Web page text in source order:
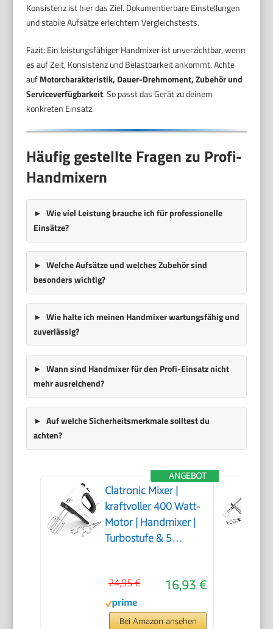
Konsistenz ist hier das Ziel. Dokumentierbare Einstellungen
und stabile Aufsätze erleichtern Vergleichstests.
Fazit: Ein leistungsfähiger Handmixer ist unverzichtbar, wenn
es auf Zeit, Konsistenz und Belastbarkeit ankommt. Achte
aufMotorcharakteristik, Dauer-Drehmoment, Zubehör und
Serviceverfügbarkeit. So passt das Gerät zu deinem
konkreten Einsatz.
Häufig gestellte Fragen zu Profi-
Handmixern
Wie viel Leistung brauche ich für professionelle
Einsätze?
Welche Aufsätze und welches Zubehör sind
besonders wichtig?
Wie halte ich meinen Handmixer wartungsfähig und
zuverlässig?
Wann sind Handmixer für den Profi-Einsatz nicht
mehr ausreichend?
Auf welche Sicherheitsmerkmale solltest du
achten?
ANGEBOT
Clatronic Mixer |
kraftvoller 400 Watt-
Motor | Handmixer |
Turbostufe & 5
spülmaschinengeeignete
Edelstahlquirle und -
knethaken | HM 3775
16,93 €
24,95 €
Bei Amazon ansehen